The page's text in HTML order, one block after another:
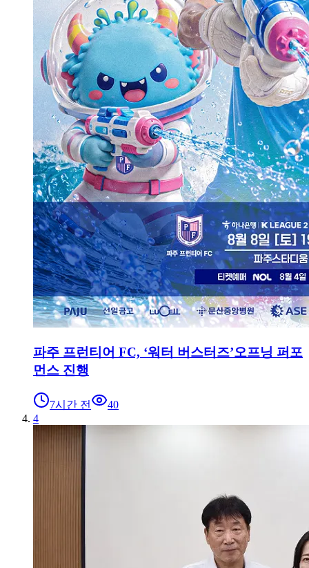
파주 프런티어 FC, ‘워터 버스터즈’오프닝 퍼포
먼스 진행
7시간 전
40
4